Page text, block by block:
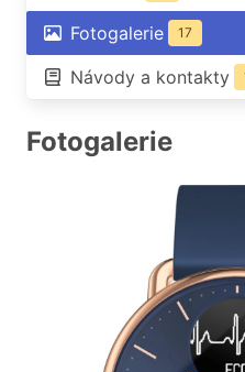
Fotogalerie 17
Návody a kontakty
Fotogalerie